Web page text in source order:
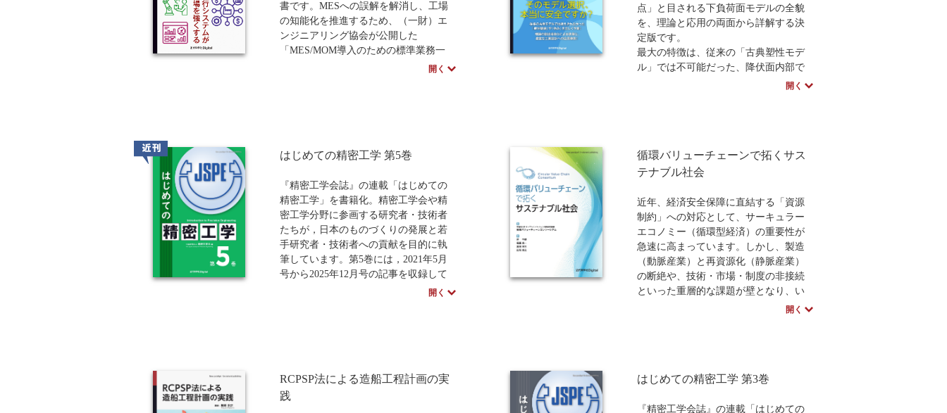
歴史・科学史 医療・医薬 金融 辞典・公式集 教養 知財
ウェブデザイン ビジネス 言語 公立はこだて未来大学出版会
中学・高校・大学生向け 中学・高校数学 要求工学
書です。MESへの誤解を解消し、工場
の知能化を推進するため、（一財）エ
ンジニアリング協会が公開した
「MES/MOM導入のための標準業務一
革を加速させるために役立つ一冊で
発売日、価格など予告なく変更する場
合がございます。
開く
点」と目される下負荷面モデルの全貌
を、理論と応用の両面から詳解する決
定版です。
最大の特徴は、従来の「古典塑性モデ
ル」では不可能だった、降伏面内部で
の塑性変形や繰り返し負荷による変形
象の高度な解析が可能となります。
理論編に加え、市販ソフトウェアでの
究者と商用ソフト企業の技術者が結集
し、「危険設計」を打破して安全・安
心な設計開発を実現するための最先端
知見を提示します。
開く
近刊
はじめての精密工学 第5巻
『精密工学会誌』の連載「はじめての
精密工学」を書籍化。精密工学会や精
密工学分野に参画する研究者・技術者
たちが，日本のものづくりの発展と若
手研究者・技術者への貢献を目的に執
筆しています。第5巻には，2021年5月
号から2025年12月号の記事を収録して
開く
循環バリューチェーンで拓くサス
テナブル社会
近年、経済安全保障に直結する「資源
制約」への対応として、サーキュラー
エコノミー（循環型経済）の重要性が
急速に高まっています。しかし、製造
（動脈産業）と再資源化（静脈産業）
の断絶や、技術・市場・制度の非接続
といった重層的な課題が壁となり、い
まだ多くの産業が従来のリニア経済か
通じて、その突破口を解き明かす一冊
のコラムも多数収録しています。
開く
RCPSP法による造船工程計画の実
践
はじめての精密工学 第3巻
『精密工学会誌』の連載「はじめての